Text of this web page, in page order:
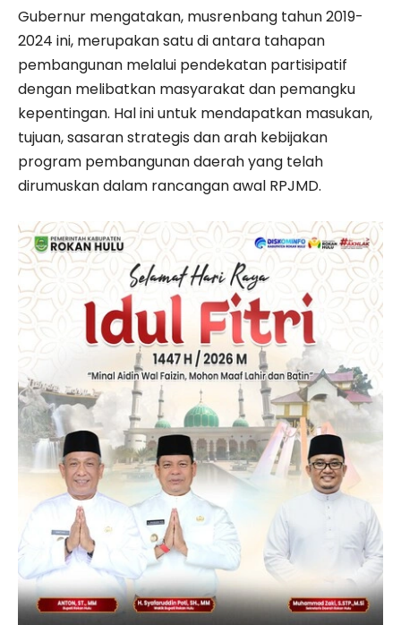
Gubernur mengatakan, musrenbang tahun 2019-
2024 ini, merupakan satu di antara tahapan
pembangunan melalui pendekatan partisipatif
dengan melibatkan masyarakat dan pemangku
kepentingan. Hal ini untuk mendapatkan masukan,
tujuan, sasaran strategis dan arah kebijakan
program pembangunan daerah yang telah
dirumuskan dalam rancangan awal RPJMD.